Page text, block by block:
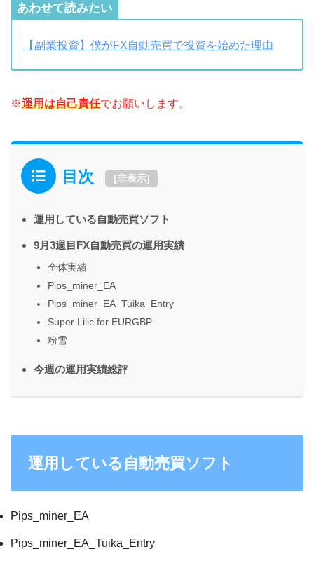
あわせて読みたい
【副業投資】僕がFX自動売買で投資を始めた理由
※運用は自己責任でお願いします。
目次 [非表示]
運用している自動売買ソフト
9月3週目FX自動売買の運用実績
全体実績
Pips_miner_EA
Pips_miner_EA_Tuika_Entry
Super Lilic for EURGBP
粉雪
今週の運用実績総評
運用している自動売買ソフト
Pips_miner_EA
Pips_miner_EA_Tuika_Entry